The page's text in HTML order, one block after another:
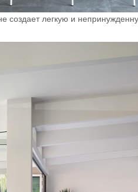
создает легкую и